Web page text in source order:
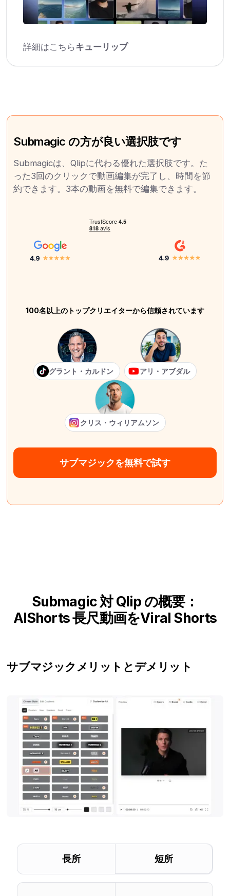
詳細はこちらキューリップ
Submagic の方が良い選択肢です
Submagicは、Qlipに代わる優れた選択肢です。た
った3回のクリックで動画編集が完了し、時間を節
約できます。3本の動画を無料で編集できます。
100名以上のトップクリエイターから信頼されています
グラント・カルドン アリ・アブダル
クリス・ウィリアムソン
サブマジックを無料で試す
Submagic 対 Qlip の概要：
AIShorts 長尺動画をViral Shorts
サブマジック メリットとデメリット
長所 短所